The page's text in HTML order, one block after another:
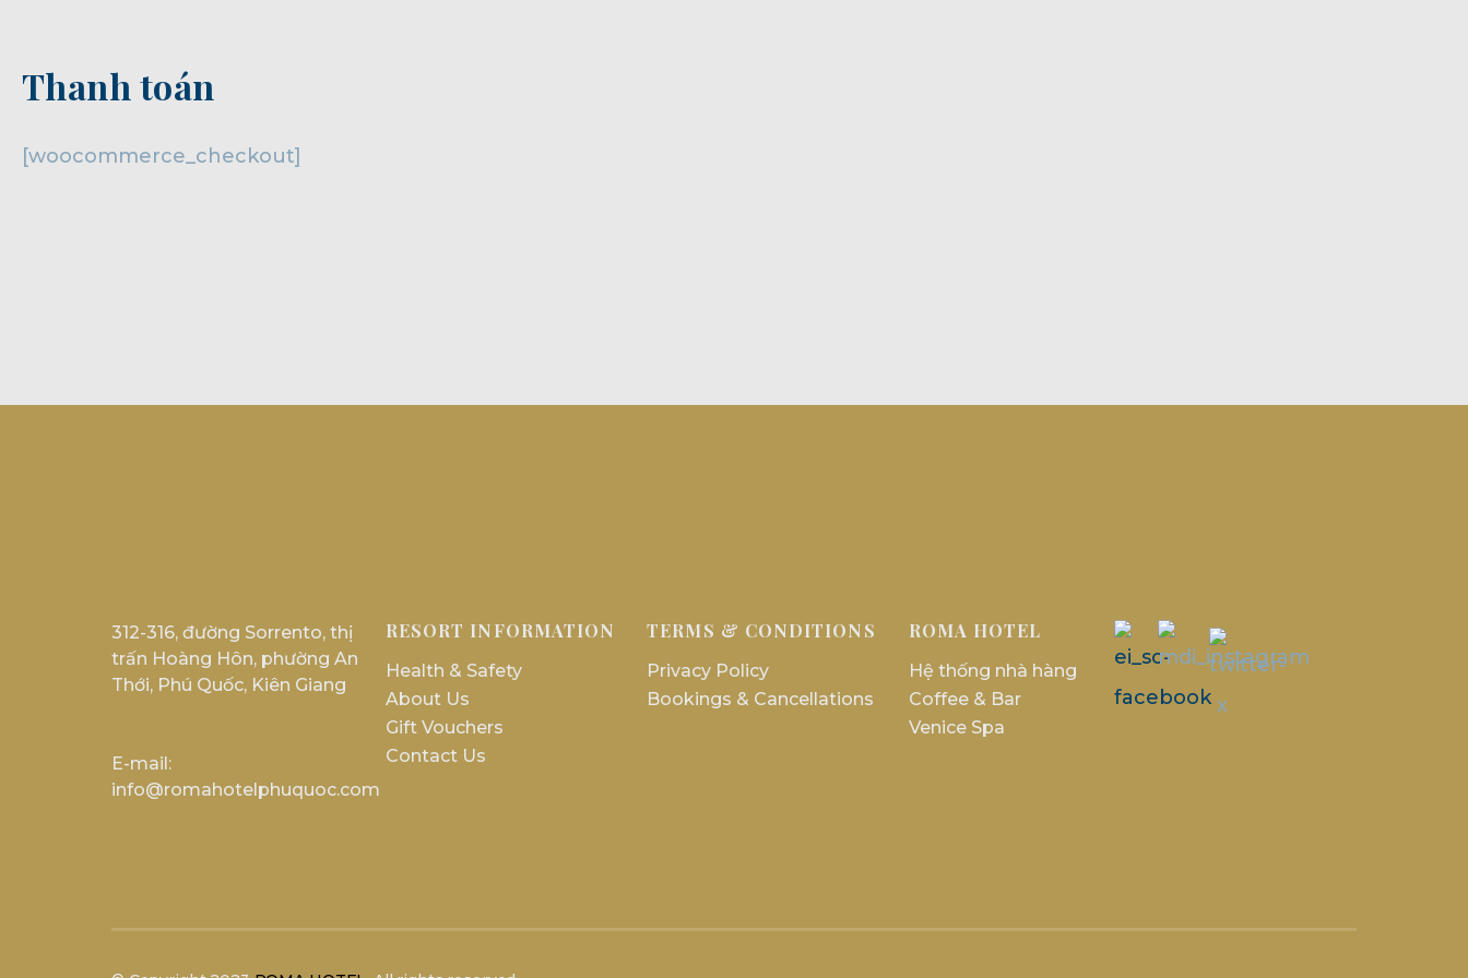
Thanh toán
[woocommerce_checkout]
312-316, đường Sorrento, thị
trấn Hoàng Hôn, phường An
Thới, Phú Quốc, Kiên Giang
E-mail:
info@romahotelphuquoc.com
RESORT INFORMATION
Health & Safety
About Us
Gift Vouchers
Contact Us
TERMS & CONDITIONS
Privacy Policy
Bookings & Cancellations
ROMA HOTEL
Hệ thống nhà hàng
Coffee & Bar
Venice Spa